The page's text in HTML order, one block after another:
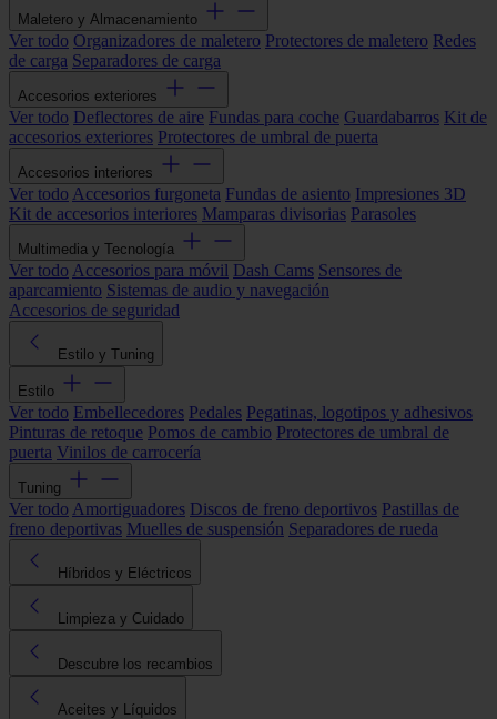
Maletero y Almacenamiento
Ver todo Organizadores de maletero Protectores de maletero Redes
de carga Separadores de carga
Accesorios exteriores
Ver todo Deflectores de aire Fundas para coche Guardabarros Kit de
accesorios exteriores Protectores de umbral de puerta
Accesorios interiores
Ver todo Accesorios furgoneta Fundas de asiento Impresiones 3D
Kit de accesorios interiores Mamparas divisorias Parasoles
Multimedia y Tecnología
Ver todo Accesorios para móvil Dash Cams Sensores de
aparcamiento Sistemas de audio y navegación
Accesorios de seguridad
Estilo y Tuning
Estilo
Ver todo Embellecedores Pedales Pegatinas, logotipos y adhesivos
Pinturas de retoque Pomos de cambio Protectores de umbral de
puerta Vinilos de carrocería
Tuning
Ver todo Amortiguadores Discos de freno deportivos Pastillas de
freno deportivas Muelles de suspensión Separadores de rueda
Híbridos y Eléctricos
Limpieza y Cuidado
Descubre los recambios
Aceites y Líquidos